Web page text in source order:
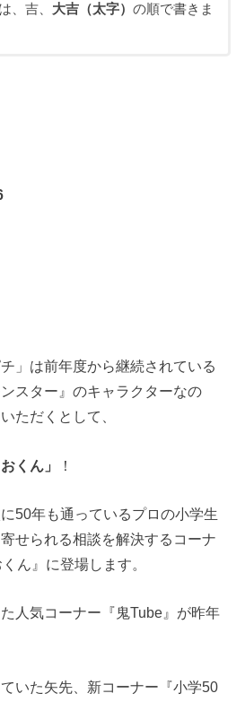
、吉、 大吉（太字） の順で書きま
」は前年度から継続されている
スター』のキャラクターなの
ただくとして、
くん」 ！
50年も通っているプロの小学生
せられる相談を解決するコーナ
ん』に登場します。
人気コーナー『鬼Tube』が昨年
いた矢先、新コーナー『小学50